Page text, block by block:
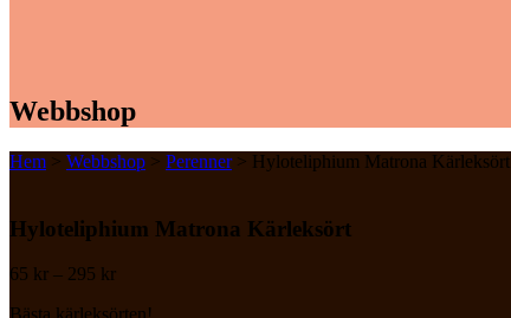
Webbshop
Hem > Webbshop > Perenner> Hyloteliphium Matrona Kärleksört
Hyloteliphium Matrona Kärleksört
65 kr – 295 krPrice